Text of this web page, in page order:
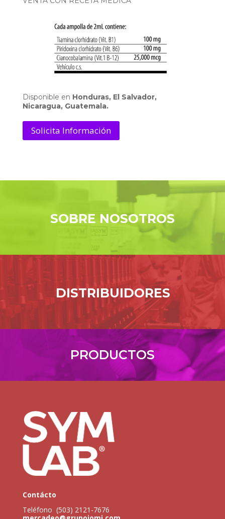
Disponible en Honduras, El Salvador,
Nicaragua, Guatemala.
Solicita Información
SOBRE NOSOTROS
DISTRIBUIDORES
PRODUCTOS
Contácto
Teléfono (503) 2121-7676